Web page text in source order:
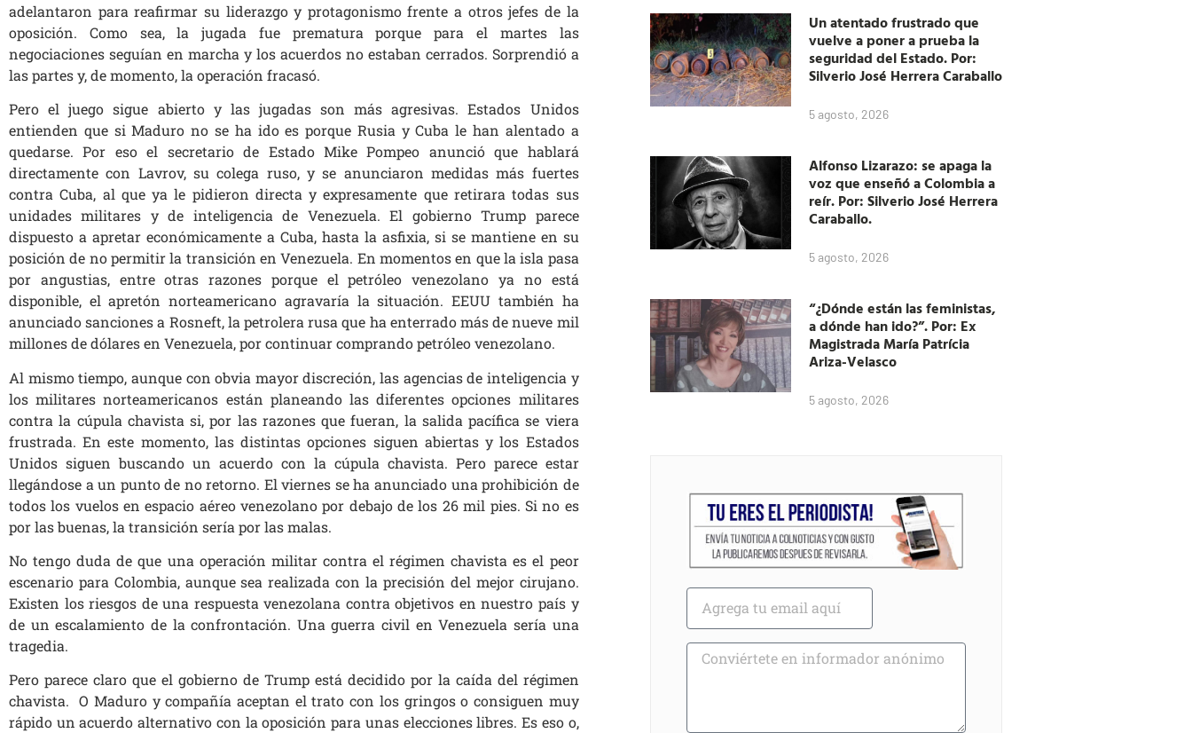
adelantaron para reafirmar su liderazgo y protagonismo frente a otros jefes de la
oposición. Como sea, la jugada fue prematura porque para el martes las
negociaciones seguían en marcha y los acuerdos no estaban cerrados. Sorprendió a
las partes y, de momento, la operación fracasó.
Pero el juego sigue abierto y las jugadas son más agresivas. Estados Unidos
entienden que si Maduro no se ha ido es porque Rusia y Cuba le han alentado a
quedarse. Por eso el secretario de Estado Mike Pompeo anunció que hablará
directamente con Lavrov, su colega ruso, y se anunciaron medidas más fuertes
contra Cuba, al que ya le pidieron directa y expresamente que retirara todas sus
unidades militares y de inteligencia de Venezuela. El gobierno Trump parece
dispuesto a apretar económicamente a Cuba, hasta la asfixia, si se mantiene en su
posición de no permitir la transición en Venezuela. En momentos en que la isla pasa
por angustias, entre otras razones porque el petróleo venezolano ya no está
disponible, el apretón norteamericano agravaría la situación. EEUU también ha
anunciado sanciones a Rosneft, la petrolera rusa que ha enterrado más de nueve mil
millones de dólares en Venezuela, por continuar comprando petróleo venezolano.
Al mismo tiempo, aunque con obvia mayor discreción, las agencias de inteligencia y
los militares norteamericanos están planeando las diferentes opciones militares
contra la cúpula chavista si, por las razones que fueran, la salida pacífica se viera
frustrada. En este momento, las distintas opciones siguen abiertas y los Estados
Unidos siguen buscando un acuerdo con la cúpula chavista. Pero parece estar
llegándose a un punto de no retorno. El viernes se ha anunciado una prohibición de
todos los vuelos en espacio aéreo venezolano por debajo de los 26 mil pies. Si no es
por las buenas, la transición sería por las malas.
No tengo duda de que una operación militar contra el régimen chavista es el peor
escenario para Colombia, aunque sea realizada con la precisión del mejor cirujano.
Existen los riesgos de una respuesta venezolana contra objetivos en nuestro país y
de un escalamiento de la confrontación. Una guerra civil en Venezuela sería una
tragedia.
Pero parece claro que el gobierno de Trump está decidido por la caída del régimen
chavista. O Maduro y compañía aceptan el trato con los gringos o consiguen muy
rápido un acuerdo alternativo con la oposición para unas elecciones libres. Es eso o,
Un atentado frustrado que
vuelve a poner a prueba la
seguridad del Estado. Por:
Silverio José Herrera Caraballo
5 agosto, 2026
Alfonso Lizarazo: se apaga la
voz que enseñó a Colombia a
reír. Por: Silverio José Herrera
Caraballo.
5 agosto, 2026
“¿Dónde están las feministas,
a dónde han ido?”. Por: Ex
Magistrada María Patrícia
Ariza-Velasco
5 agosto, 2026